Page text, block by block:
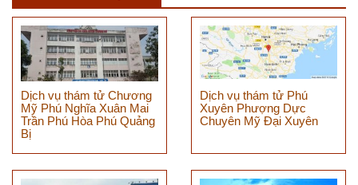
Dịch vụ thám tử Chương
Mỹ Phú Nghĩa Xuân Mai
Trần Phú Hòa Phú Quảng
Bị
Dịch vụ thám tử Phú
Xuyên Phượng Dực
Chuyên Mỹ Đại Xuyên